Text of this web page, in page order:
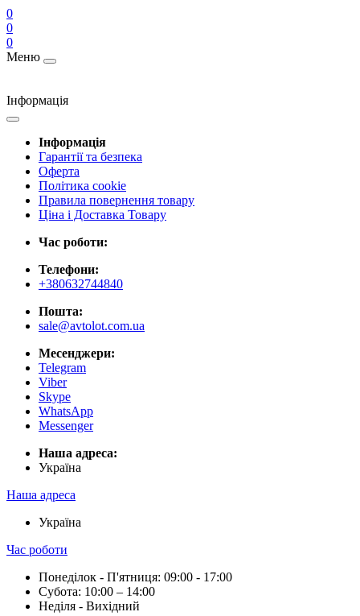
0
0
0
Меню
Інформація
Інформація
Гарантії та безпека
Оферта
Політика cookie
Правила повернення товару
Ціна і Доставка Товару
Час роботи:
Телефони:
+380632744840
Пошта:
sale@avtolot.com.ua
Месенджери:
Telegram
Viber
Skype
WhatsApp
Messenger
Наша адреса:
Українa
Наша адреса
Українa
Час роботи
Понеділок - П'ятниця: 09:00 - 17:00
Субота: 10:00 – 14:00
Неділя - Вихідний